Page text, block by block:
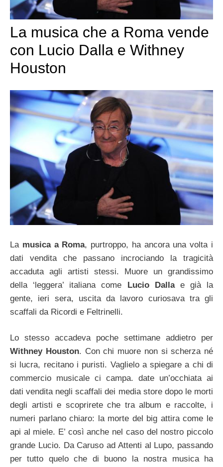
La musica che a Roma vende
con Lucio Dalla e Withney
Houston
La musica a Roma, purtroppo, ha ancora una volta i
dati vendita che passano incrociando la tragicità
accaduta agli artisti stessi. Muore un grandissimo
della ‘leggera’ italiana come Lucio Dallae già la
gente, ieri sera, uscita da lavoro curiosava tra gli
scaffali da Ricordi e Feltrinelli.
Lo stesso accadeva poche settimane addietro per
Withney Houston. Con chi muore non si scherza né
si lucra, recitano i puristi. Vaglielo a spiegare a chi di
commercio musicale ci campa. date un’occhiata ai
dati vendita negli scaffali dei media store dopo le morti
degli artisti e scoprirete che tra album e raccolte, i
numeri parlano chiaro: la morte del big attira come le
api al miele. E’ così anche nel caso del nostro piccolo
grande Lucio. Da Caruso ad Attenti al Lupo, passando
per tutto quelo che di buono la nostra musica ha